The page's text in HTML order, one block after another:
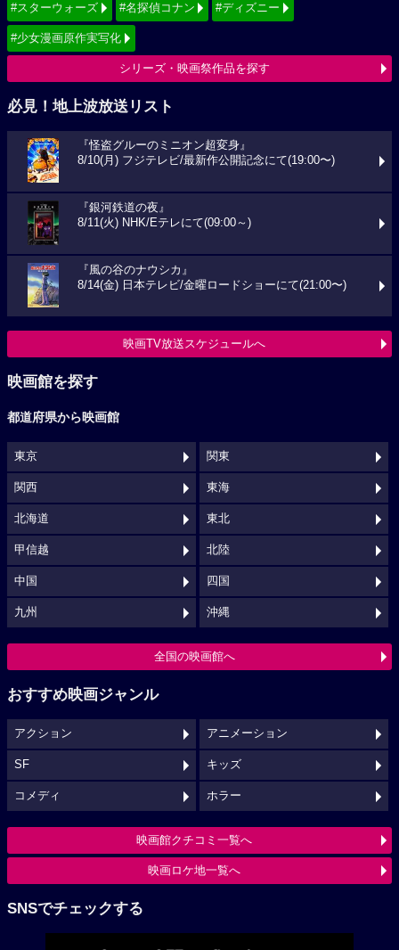
#スターウォーズ #名探偵コナン #ディズニー
#少女漫画原作実写化
シリーズ・映画祭作品を探す
必見！地上波放送リスト
『怪盗グルーのミニオン超変身』
8/10(月) フジテレビ/最新作公開記念にて(19:00〜)
『銀河鉄道の夜』
8/11(火) NHK/Eテレにて(09:00～)
『風の谷のナウシカ』
8/14(金) 日本テレビ/金曜ロードショーにて(21:00〜)
映画TV放送スケジュールへ
映画館を探す
都道府県から映画館
東京 関東
関西 東海
北海道 東北
甲信越 北陸
中国 四国
九州 沖縄
全国の映画館へ
おすすめ映画ジャンル
アクション アニメーション
SF キッズ
コメディ ホラー
映画館クチコミ一覧へ
映画ロケ地一覧へ
SNSでチェックする